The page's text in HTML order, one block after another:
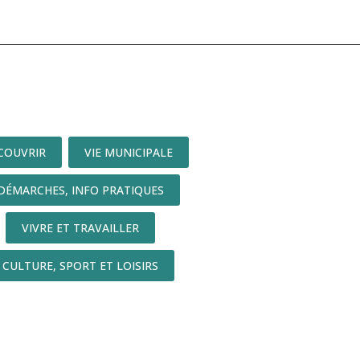
VIE MUNICIPALE
INFO PRATIQUES
VIVRE ET TRAVAILLER
CULTURE, SPORT ET LOISIRS